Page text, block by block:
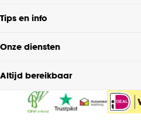
Tips en info
Onze diensten
Altijd bereikbaar